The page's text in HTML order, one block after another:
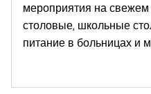
мероприятия на
столовые, школьные
питание в больницах и